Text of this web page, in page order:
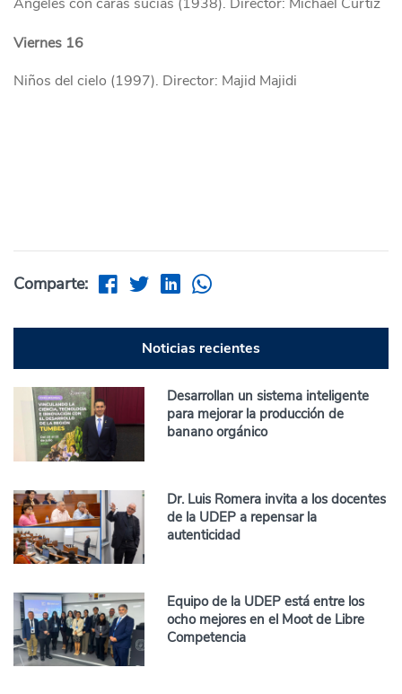
Ángeles con caras sucias (1938). Director: Michael Curtiz
Viernes 16
Niños del cielo (1997). Director: Majid Majidi
Comparte:
Noticias recientes
Desarrollan un sistema inteligente
para mejorar la producción de
banano orgánico
Dr. Luis Romera invita a los docentes
de la UDEP a repensar la
autenticidad
Equipo de la UDEP está entre los
ocho mejores en el Moot de Libre
Competencia